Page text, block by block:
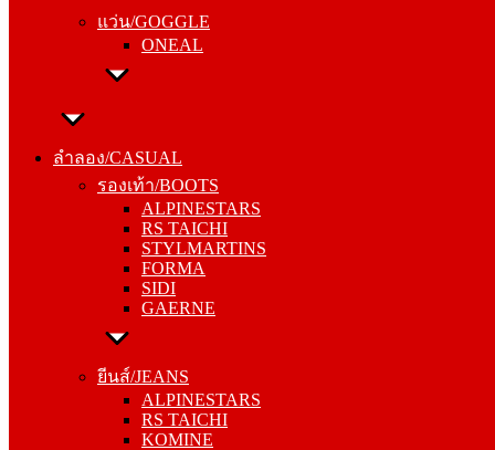
แว่น/GOGGLE
ONEAL
ลำลอง/CASUAL
รองเท้า/BOOTS
ALPINESTARS
RS TAICHI
STYLMARTINS
FORMA
SIDI
GAERNE
ยีนส์/JEANS
ALPINESTARS
RS TAICHI
KOMINE
ลำลอง/CASUAL
ALPINESTARS
RS TAICHI
STYLMARTINS
FORMA
SIDI
GAERNE
ยีนส์/JEANS
RS TAICHI
KOMINE